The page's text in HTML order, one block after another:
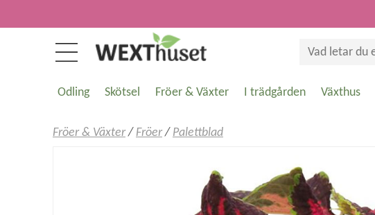
Odling Skötsel Fröer & Växter I trädgården Växthus
Fröer & Växter/ Fröer/ Palettblad